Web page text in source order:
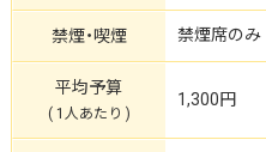
禁煙・喫煙 禁煙席のみ
平均予算
( 1人あたり )
1,300円